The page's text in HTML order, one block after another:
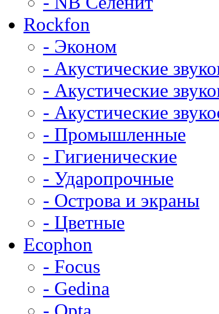
Rockfon
- Эконом
- Акустические
- Акустические
- Акустические
- Промышленные
- Гигиенические
- Ударопрочные
- Острова и экраны
- Цветные
Ecophon
- Focus
- Gedina